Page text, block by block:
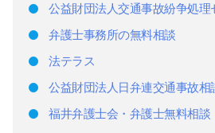
公益財団法人交通事故紛争処理
弁護士事務所の無料相談
法テラス
公益財団法人日弁連交通事故相
福井弁護士会・弁護士無料相談